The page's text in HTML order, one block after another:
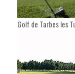
Golf de Tarbes les